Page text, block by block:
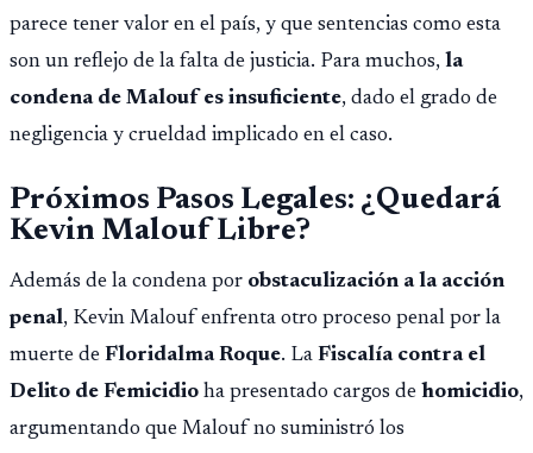
parece tener valor en el país, y que sentencias como esta
son un reflejo de la falta de justicia. Para muchos, la
condena de Malouf es insuficiente, dado el grado de
negligencia y crueldad implicado en el caso.
Próximos Pasos Legales: ¿Quedará
Kevin Malouf Libre?
Además de la condena por obstaculización a la acción
penal, Kevin Malouf enfrenta otro proceso penal por la
muerte de Floridalma Roque. La Fiscalía contra el
Delito de Femicidio ha presentado cargos de homicidio,
argumentando que Malouf no suministró los